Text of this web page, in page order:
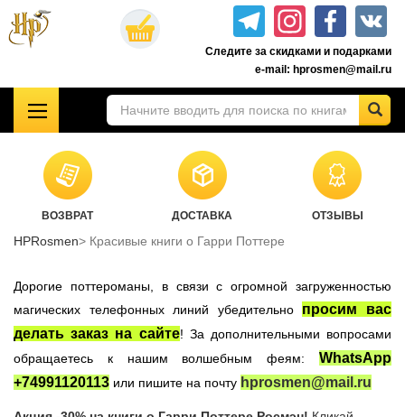
Перейти
Следите за скидками и подарками
e-mail: hprosmen@mail.ru
Комплекты книг о Гарри Поттере
Акционные товары к комплекту 7 книг Росмэн
Учебники Хогвартса
Гарри Поттер на английском
Настольные игры
Атрибутика Гарри Поттер
Одежда Гарри Поттер
ВОЗВРАТ ДОСТАВКА ОТЗЫВЫ
HPRosmen Красивые книги о Гарри Поттере
Дорогие поттероманы, в связи с огромной загруженностью
магических телефонных линий убедительно просим вас
делать заказ на сайте! За дополнительными вопросами
обращаетесь к нашим волшебным феям:
WhatsApp
+74991120113 или пишите на почту hprosmen@mail.ru